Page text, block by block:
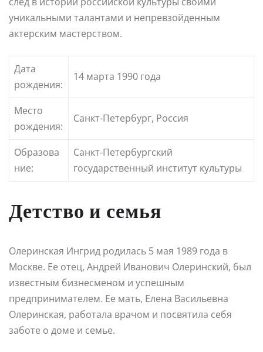
уникальными талантами и непревзойденным
актерским мастерством.
Дата
рождения:
14 марта 1990 года
Место
рождения:
Санкт-Петербург, Россия
Образова
ние:
Санкт-Петербургский
государственный институт культуры
Детство и семья
Олеринская Ингрид родилась 5 мая 1989 года в
Москве. Ее отец, Андрей Иванович Олеринский, был
известным бизнесменом и успешным
предпринимателем. Ее мать, Елена Васильевна
Олеринская, работала врачом и посвятила себя
заботе о доме и семье.